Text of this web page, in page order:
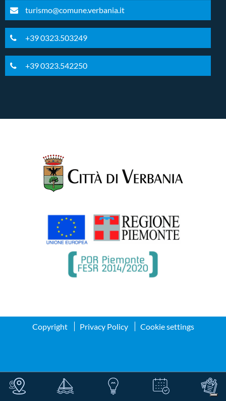
turismo@comune.verbania.it
+39 0323.503249
+39 0323.542250
Copyright Privacy Policy Cookie settings
Informativa sulla raccolta